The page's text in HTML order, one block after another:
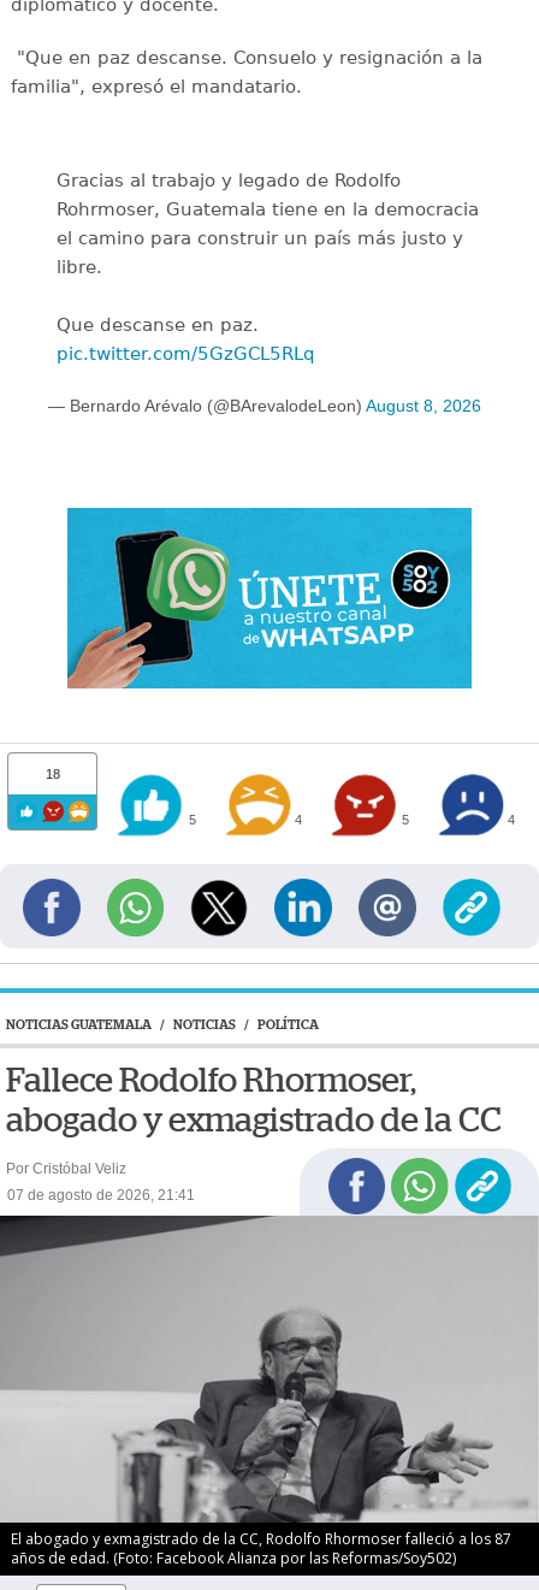
"Que en paz descanse. Consuelo y resignación a la
familia", expresó el mandatario.
Gracias al trabajo y legado de Rodolfo
Rohrmoser, Guatemala tiene en la democracia
el camino para construir un país más justo y
libre.
Que descanse en paz.
pic.twitter.com/5GzGCL5RLq
— Bernardo Arévalo (@BArevalodeLeon) August 8, 2026
18
5 4 5 4
NOTICIAS GUATEMALA / NOTICIAS / POLÍTICA
Fallece Rodolfo Rhormoser,
abogado y exmagistrado de la CC
Por Cristóbal Veliz
07 de agosto de 2026, 21:41
El abogado y exmagistrado de la CC, Rodolfo Rhormoser falleció a los 87
años de edad. (Foto: Facebook Alianza por las Reformas/Soy502)